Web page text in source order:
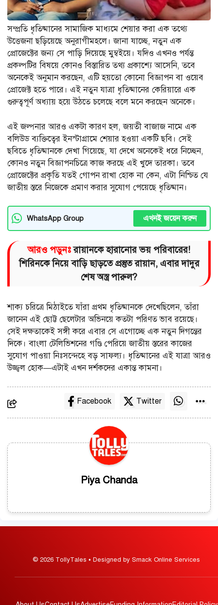
সম্প্রতি ধৃতিষ্মানের সামাজিক মাধ্যমে শেয়ার করা এক তথ্যে
উত্তেজনা ছড়িয়েছে অনুরাগীমহলে। জানা যাচ্ছে, নতুন এক
প্রোজেক্টের জন্য সে পাড়ি দিয়েছে মুম্বইয়ে। যদিও এখনও পর্যন্ত
প্রকল্পটির বিষয়ে কোনও বিস্তারিত তথ্য প্রকাশ্যে আসেনি, তবে
অনেকেই অনুমান করছেন, এটি হয়তো কোনো বিজ্ঞাপন বা ওয়েব
প্রোজেক্ট হতে পারে। এই নতুন যাত্রা ধৃতিষ্মানের কেরিয়ারে এক
গুরুত্বপূর্ণ অধ্যায় হয়ে উঠতে চলেছে বলে মনে করছেন অনেকে।
এই জল্পনার আরও একটা কারণ হল, জয়তী বাজাজ নামে এক
বলিউড ব্যক্তিত্বের ইনস্টাগ্রামে শেয়ার হওয়া একটি ছবি। সেই
ছবিতে ধৃতিষ্মানকে দেখা গিয়েছে, যা দেখে অনেকেই ধরে নিচ্ছেন,
কোনও নতুন বিজ্ঞাপনচিত্রে কাজ করছে এই খুদে তারকা। তবে
প্রোজেক্টের প্রকৃতি যতই গোপন রাখা হোক না কেন, এটা নিশ্চিত যে
জাতীয় স্তরে নিজেকে প্রমাণ করার সুযোগ পেয়েছে ধৃতিষ্মান।
WhatsApp Group এখনই জয়েন করুন
আরও পড়ুনঃরায়ানকে হারানোর ভয় পরিবারের!
শিরিনকে নিয়ে বাড়ি ছাড়তে প্রস্তুত রায়ান, এবার দাদুর
শেষ অস্ত্র পারুল?
শাক্য চরিত্রে মিঠাইতে যাঁরা প্রথম ধৃতিষ্মানকে দেখেছিলেন, তাঁরা
জানেন এই ছোট্ট ছেলেটার অভিনয়ে কতটা পরিণত ভাব রয়েছে।
সেই দক্ষতাকেই সঙ্গী করে এবার সে এগোচ্ছে এক নতুন দিগন্তের
দিকে। বাংলা টেলিভিশনের গণ্ডি পেরিয়ে জাতীয় স্তরের কাজের
সুযোগ পাওয়া নিঃসন্দেহে বড় সাফল্য। ধৃতিষ্মানের এই যাত্রা আরও
উজ্জ্বল হোক—এটাই এখন দর্শকদের একান্ত কামনা।
Facebook Twitter
Piya Chanda
© 2026 TollyTales • Designed by Smack Online Services